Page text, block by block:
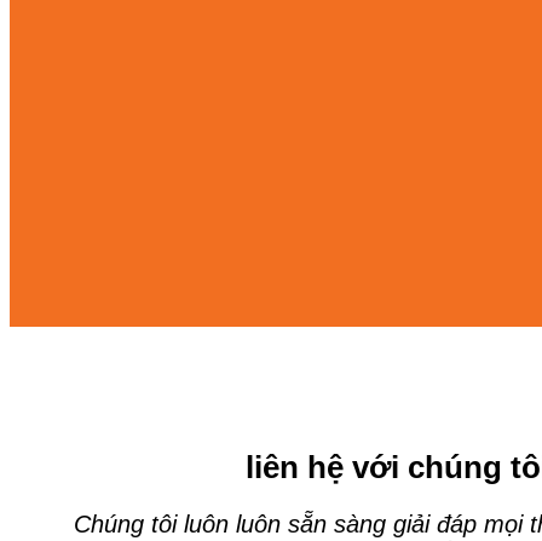
liên hệ với chúng
Chúng tôi luôn luôn sẵn sàng giải đáp mọi